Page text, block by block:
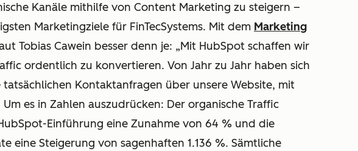
Kanäle mithilfe von Content Marketing zu steigern –
Marketingziele für FinTecSystems. Mit dem Marketing
Tobias Cawein besser denn je: „Mit HubSpot schaffen wir
ordentlich zu konvertieren. Von Jahr zu Jahr haben sich
Kontaktanfragen über unsere Website, mit
es in Zahlen auszudrücken: Der organische Traffic
Einführung eine Zunahme von 64 % und die
eine Steigerung von sagenhaften 1.136 %. Sämtliche